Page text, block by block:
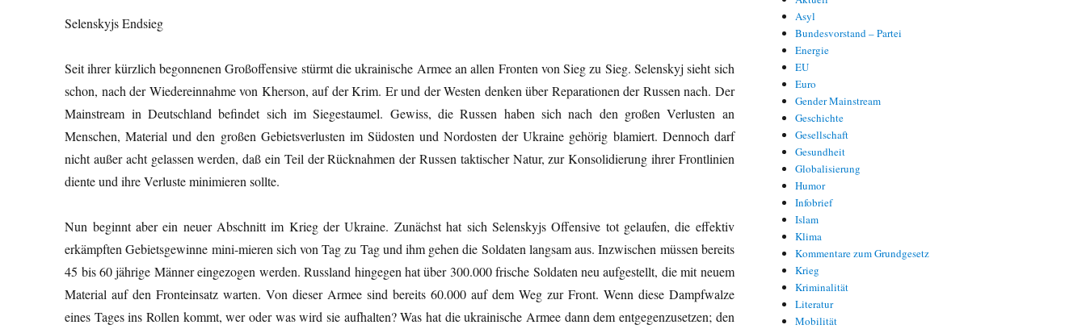
Selenskyjs Endsieg
Seit ihrer kürzlich begonnenen Großoffensive stürmt die ukrainische Armee an allen Fronten von Sieg zu Sieg. Selenskyjsieht sich
schon, nach der Wiedereinnahme von Kherson, auf der Krim. Er und der Westen denken über Reparationen der Russen nach. Der
Mainstream in Deutschland befindet sich im Siegestaumel. Gewiss, die Russen haben sich nach den großen Verlusten an
Menschen, Material und den großen Gebietsverlusten im Südosten und Nordosten der Ukraine gehörig blamiert. Dennoch darf
nicht außer acht gelassen werden, daß ein Teil der Rücknahmen der Russen taktischer Natur, zur Konsolidierung ihrer Frontlinien
diente und ihre Verluste minimieren sollte.
Nun beginnt aber ein neuer Abschnitt im Krieg der Ukraine. Zunächst hat sich Selenskyjs Offensive tot gelaufen, die effektiv
erkämpften Gebietsgewinne mini-mieren sich von Tag zu Tag und ihm gehen die Soldaten langsam aus. Inzwischen müssen bereits
45 bis 60 jährige Männer eingezogen werden. Russland hingegen hat über 300.000 frische Soldaten neu aufgestellt, die mit neuem
Material auf den Fronteinsatz warten. Von dieser Armee sind bereits 60.000 auf dem Weg zur Front. Wenn diese Dampfwalze
eines Tages ins Rollen kommt, wer oder was wird sie aufhalten? Was hat die ukrainische Armee dann dem entgegenzusetzen; den
Asyl
Bundesvorstand – Partei
Energie
EU
Euro
Gender Mainstream
Geschichte
Gesellschaft
Gesundheit
Globalisierung
Humor
Infobrief
Islam
Klima
Kommentare zum Grundgesetz
Krieg
Kriminalität
Literatur
Mobilität